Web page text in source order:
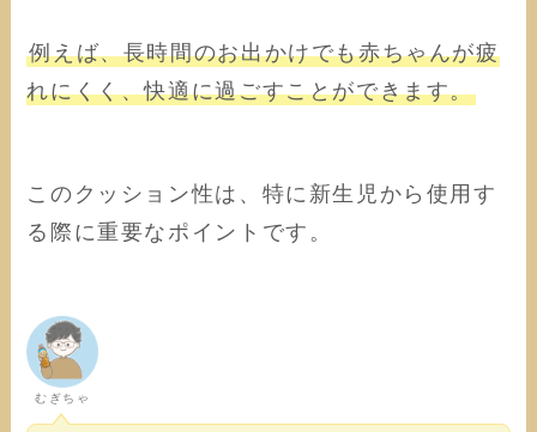
例えば、長時間のお出かけでも赤ちゃんが疲
れにくく、快適に過ごすことができます。
このクッション性は、特に新生児から使用す
る際に重要なポイントです。
むぎちゃ